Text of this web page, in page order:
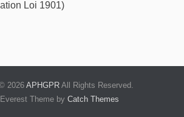
Loi 1901)
2026 APHGPRAll Rights Reserved.
Theme by Catch Themes